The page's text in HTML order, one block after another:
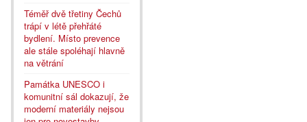
Téměř dvě třetiny Čechů
trápí v létě přehřáté
bydlení. Místo prevence
ale stále spoléhají hlavně
na větrání
Památka UNESCO i
komunitní sál dokazují, že
moderní materiály nejsou